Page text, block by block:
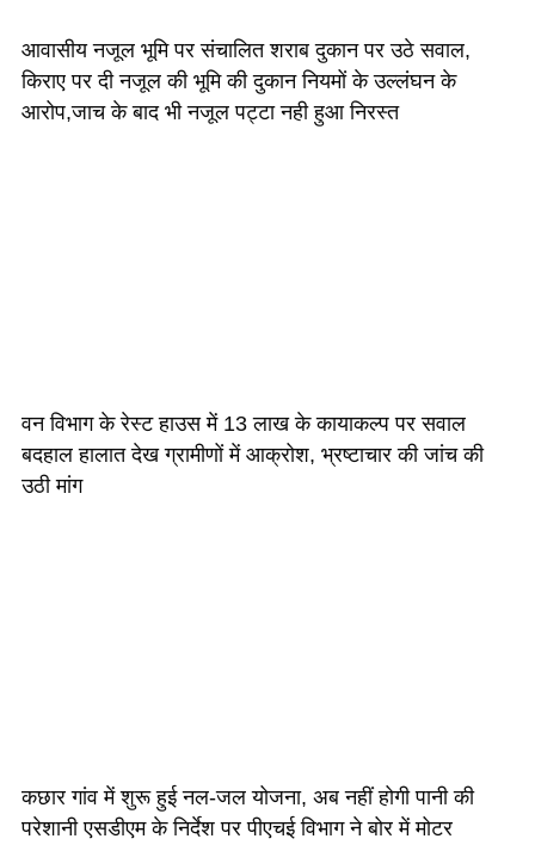
आवासीय नजूल भूमि पर संचालित शराब दुकान पर उठे सवाल,
किराए पर दी नजूल की भूमि की दुकान नियमों के उल्लंघन के
आरोप,जाच के बाद भी नजूल पट्टा नही हुआ निरस्त
वन विभाग के रेस्ट हाउस में 13 लाख के कायाकल्प पर सवाल
बदहाल हालात देख ग्रामीणों में आक्रोश, भ्रष्टाचार की जांच की
उठी मांग
कछार गांव में शुरू हुई नल-जल योजना, अब नहीं होगी पानी की
परेशानी एसडीएम के निर्देश पर पीएचई विभाग ने बोर में मोटर